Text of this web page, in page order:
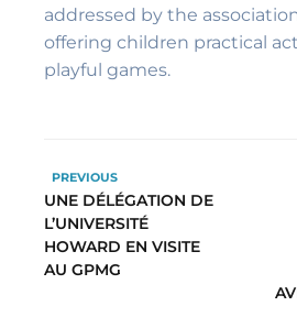
addressed by the
offering children practical
playful games.
PREVIOUS
UNE DÉLÉGATION DE
L’UNIVERSITÉ
HOWARD EN VISITE
AU GPMG